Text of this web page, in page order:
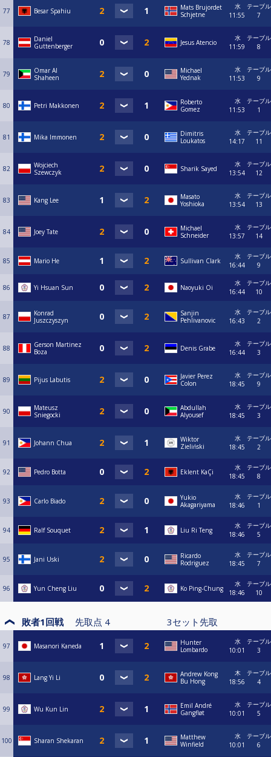
77 Besar Spahiu
Mats Brujordet
Schjetne
水
11:55
テーブル
7
78
Daniel
Guttenberger
Jesus Atencio
水
11:59
テーブル
8
79
Omar Al
Shaheen
Michael
Yednak
水
11:53
テーブル
9
80 Petri Makkonen
Roberto
Gomez
水
11:53
テーブル
1
81 Mika Immonen
Dimitris
Loukatos
水
14:17
テーブル
11
82
Wojciech
Szewczyk
Sharik Sayed
水
13:54
テーブル
12
83 Kang Lee
Masato
Yoshioka
水
13:54
テーブル
13
84 Joey Tate
Michael
Schneider
水
13:57
テーブル
14
85 Mario He Sullivan Clark
水
16:44
テーブル
9
86 Yi Hsuan Sun Naoyuki Oi
水
16:44
テーブル
10
87
Konrad
Juszczyszyn
Sanjin
Pehlivanovic
水
16:43
テーブル
2
88
Gerson Martinez
Boza
Denis Grabe
水
16:44
テーブル
3
89 Pijus Labutis
Javier Perez
Colon
水
18:45
テーブル
9
90
Mateusz
Sniegocki
Abdullah
Alyousef
水
18:45
テーブル
3
91 Johann Chua
Wiktor
Zieliński
水
18:45
テーブル
2
92 Pedro Botta Eklent KaÇi
水
18:45
テーブル
8
93 Carlo Biado
Yukio
Akagariyama
水
18:46
テーブル
1
94 Ralf Souquet Liu Ri Teng
水
18:46
テーブル
5
95 Jani Uski
Ricardo
Rodriguez
水
18:45
テーブル
7
96 Yun Cheng Liu Ko Ping-Chung
水
18:46
テーブル
10
敗者1回戦 先取点 4 3セット先取
97 Masanori Kaneda
Hunter
Lombardo
水
10:01
テーブル
3
98 Lang Yi Li
Andrew Kong
Bu Hong
木
18:56
テーブル
4
99 Wu Kun Lin
Emil André
Gangfløt
水
10:01
テーブル
5
100 Sharan Shekaran
Matthew
Winfield
水
10:01
テーブル
6